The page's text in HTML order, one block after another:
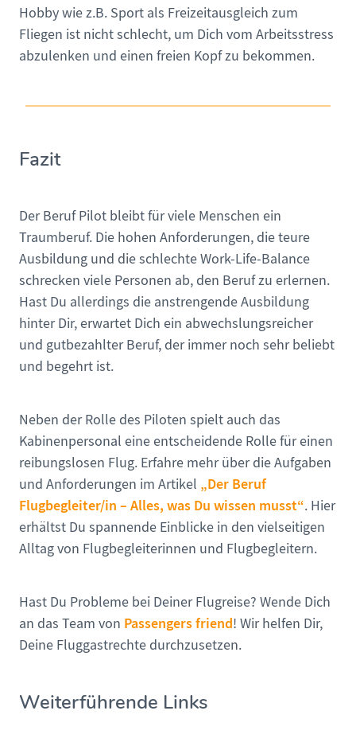
Hobby wie z.B. Sport als Freizeitausgleich zum
Fliegen ist nicht schlecht, um Dich vom Arbeitsstress
abzulenken und einen freien Kopf zu bekommen.
Fazit
Der Beruf Pilot bleibt für viele Menschen ein
Traumberuf. Die hohen Anforderungen, die teure
Ausbildung und die schlechte Work-Life-Balance
schrecken viele Personen ab, den Beruf zu erlernen.
Hast Du allerdings die anstrengende Ausbildung
hinter Dir, erwartet Dich ein abwechslungsreicher
und gutbezahlter Beruf, der immer noch sehr beliebt
und begehrt ist.
Neben der Rolle des Piloten spielt auch das
Kabinenpersonal eine entscheidende Rolle für einen
reibungslosen Flug. Erfahre mehr über die Aufgaben
und Anforderungen im Artikel „Der Beruf
Flugbegleiter/in – Alles, was Du wissen musst“. Hier
erhältst Du spannende Einblicke in den vielseitigen
Alltag von Flugbegleiterinnen und Flugbegleitern.
Hast Du Probleme bei Deiner Flugreise? Wende Dich
an das Team von Passengers friend! Wir helfen Dir,
Deine Fluggastrechte durchzusetzen.
Weiterführende Links